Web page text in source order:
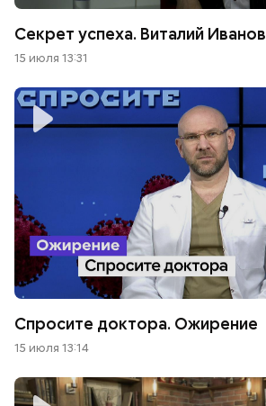
Секрет успеха. Виталий Иванов
15 июля 13:31
Спросите доктора. Ожирение
15 июля 13:14